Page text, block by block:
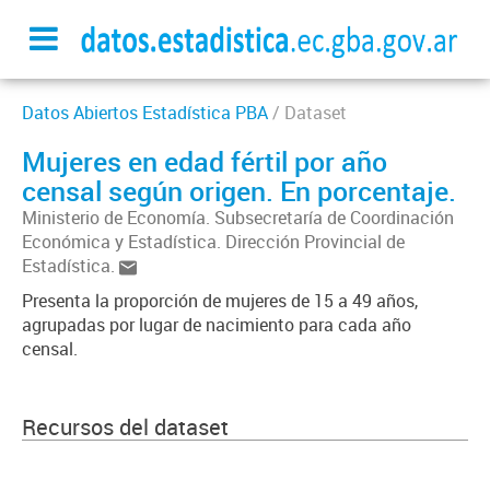
Datos Abiertos Estadística PBA/ Dataset
Mujeres en edad fértil por año
censal según origen. En porcentaje.
Ministerio de Economía. Subsecretaría de Coordinación
Económica y Estadística. Dirección Provincial de
Estadística.
Presenta la proporción de mujeres de 15 a 49 años,
agrupadas por lugar de nacimiento para cada año
censal.
Recursos del dataset